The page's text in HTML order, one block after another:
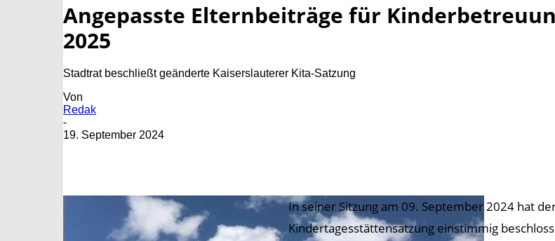
Angepasste Elternbeiträge für
2025
Stadtrat beschließt geänderte Kaiserslauterer Kita-Satzung
Von
Redak
-
19. September 2024
In seiner Sitzung am 09. September 2024 hat
Kindertagesstättensatzung einstimmig